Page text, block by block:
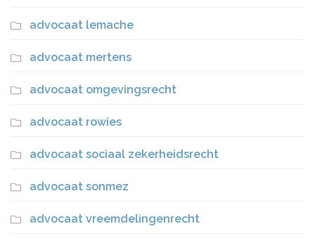
advocaat lemache
advocaat mertens
advocaat omgevingsrecht
advocaat rowies
advocaat sociaal zekerheidsrecht
advocaat sonmez
advocaat vreemdelingenrecht